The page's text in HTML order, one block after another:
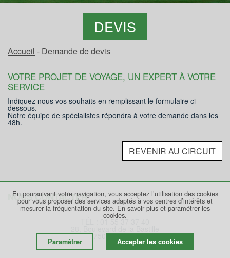
DEVIS
Accueil - Demande de devis
VOTRE PROJET DE VOYAGE, UN EXPERT À VOTRE
SERVICE
Indiquez nous vos souhaits en remplissant le formulaire ci-
dessous.
Notre équipe de spécialistes répondra à votre demande dans les
48h.
REVENIR AU CIRCUIT
NOUS CONTACTER
75012 PARIS
En poursuivant votre navigation, vous acceptez l’utilisation des cookies
pour vous proposer des services adaptés à vos centres d’intérêts et
mesurer la fréquentation du site. En savoir plus et paramétrer les
cookies.
Paramétrer Accepter les cookies